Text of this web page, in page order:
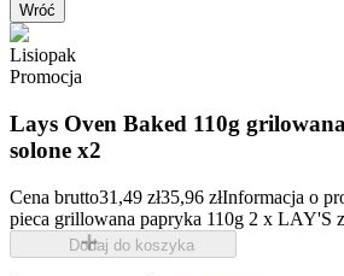
Wróć
Lisiopak
Promocja
Lays Oven Baked 110g
solone x2
Cena brutto31,49 zł35,96 złInformacja o
pieca grillowana papryka 110g 2 x LAY'S
Dodaj do koszyka